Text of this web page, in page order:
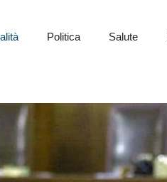
Politica Salute